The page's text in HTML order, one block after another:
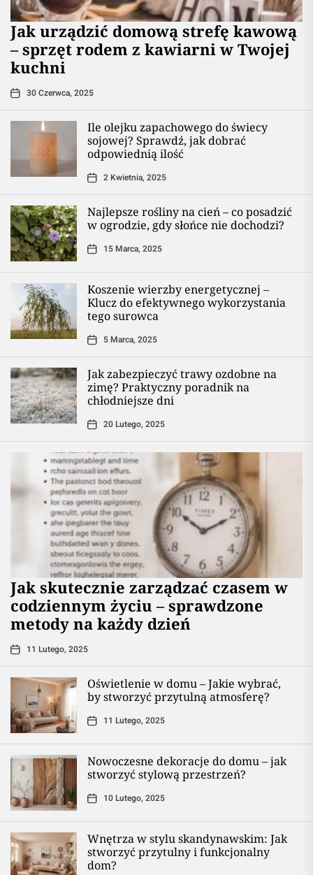
​Jak urządzić domową strefę kawową
– sprzęt rodem z kawiarni w Twojej
kuchni
30 Czerwca, 2025
Ile olejku zapachowego do świecy
sojowej? Sprawdź, jak dobrać
odpowiednią ilość
2 Kwietnia, 2025
Najlepsze rośliny na cień – co posadzić
w ogrodzie, gdy słońce nie dochodzi?
15 Marca, 2025
Koszenie wierzby energetycznej –
Klucz do efektywnego wykorzystania
tego surowca
5 Marca, 2025
Jak zabezpieczyć trawy ozdobne na
zimę? Praktyczny poradnik na
chłodniejsze dni
20 Lutego, 2025
Jak skutecznie zarządzać czasem w
codziennym życiu – sprawdzone
metody na każdy dzień
11 Lutego, 2025
Oświetlenie w domu – Jakie wybrać,
by stworzyć przytulną atmosferę?
11 Lutego, 2025
Nowoczesne dekoracje do domu – jak
stworzyć stylową przestrzeń?
10 Lutego, 2025
Wnętrza w stylu skandynawskim: Jak
stworzyć przytulny i funkcjonalny
dom?